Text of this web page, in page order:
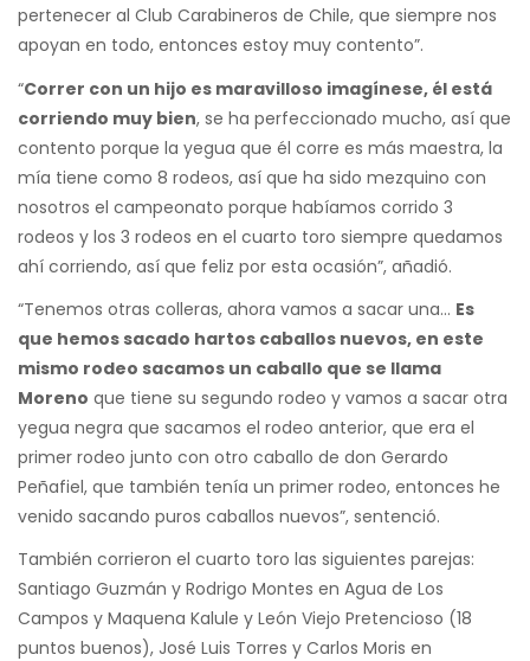
pertenecer al Club Carabineros de Chile, que siempre nos
apoyan en todo, entonces estoy muy contento”.
“Correr con un hijo es maravilloso imagínese, él está
corriendo muy bien, se ha perfeccionado mucho, así que
contento porque la yegua que él corre es más maestra, la
mía tiene como 8 rodeos, así que ha sido mezquino con
nosotros el campeonato porque habíamos corrido 3
rodeos y los 3 rodeos en el cuarto toro siempre quedamos
ahí corriendo, así que feliz por esta ocasión”, añadió.
“Tenemos otras colleras, ahora vamos a sacar una… Es
que hemos sacado hartos caballos nuevos, en este
mismo rodeo sacamos un caballo que se llama
Moreno que tiene su segundo rodeo y vamos a sacar otra
yegua negra que sacamos el rodeo anterior, que era el
primer rodeo junto con otro caballo de don Gerardo
Peñafiel, que también tenía un primer rodeo, entonces he
venido sacando puros caballos nuevos”, sentenció.
También corrieron el cuarto toro las siguientes parejas:
Santiago Guzmán y Rodrigo Montes en Agua de Los
Campos y Maquena Kalule y León Viejo Pretencioso (18
puntos buenos), José Luis Torres y Carlos Moris en